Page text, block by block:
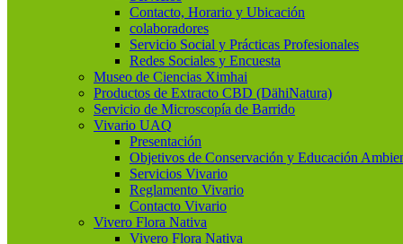
Contacto, Horario y Ubicación
colaboradores
Servicio Social y Prácticas Profesionales
Redes Sociales y Encuesta
Museo de Ciencias Ximhai
Productos de Extracto CBD (DähiNatura)
Servicio de Microscopía de Barrido
Vivario UAQ
Presentación
Objetivos de Conservación y Educación
Servicios Vivario
Reglamento Vivario
Contacto Vivario
Vivero Flora Nativa
Vivero Flora Nativa